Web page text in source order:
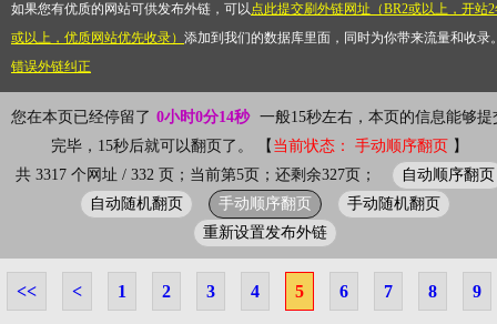
如果您有优质的网站可供发布外链，可以点此提交刷外链网址（BR2或以上，开站
或以上，优质网站优先收录） 添加到我们的数据库里面，同时为你带来流量和收录
错误外链纠正
您在本页已经停留了 0小时0分14秒 一般15秒左右，本页的信息能够提
完毕，15秒后就可以翻页了。 【 当前状态： 手动顺序翻页 】
共 3317 个网址 / 332 页；当前第5页；还剩余327页；
自动顺序翻页
自动随机翻页
手动顺序翻页
手动随机翻页
重新设置发布外链
<< < 1 2 3 4 5 6 7 8 9